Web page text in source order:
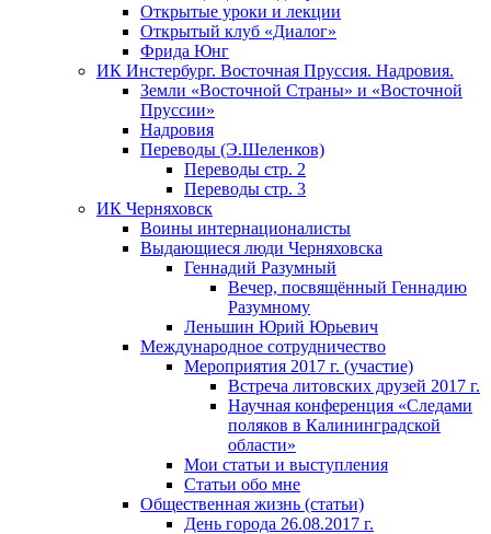
Открытые уроки и лекции
Открытый клуб «Диалог»
Фрида Юнг
ИК Инстербург. Восточная Пруссия. Надровия.
Земли «Восточной Страны» и «Восточной
Пруссии»
Надровия
Переводы (Э.Шеленков)
Переводы стр. 2
Переводы стр. 3
ИК Черняховск
Воины интернационалисты
Выдающиеся люди Черняховска
Геннадий Разумный
Вечер, посвящённый Геннадию
Разумному
Леньшин Юрий Юрьевич
Международное сотрудничество
Мероприятия 2017 г. (участие)
Встреча литовских друзей 2017 г.
Научная конференция «Следами
поляков в Калининградской
области»
Мои статьи и выступления
Статьи обо мне
Общественная жизнь (статьи)
День города 26.08.2017 г.